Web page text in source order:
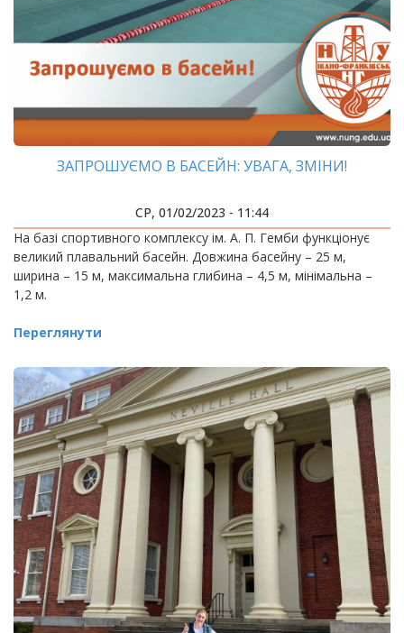
ЗАПРОШУЄМО В БАСЕЙН: УВАГА, ЗМІНИ!
СР, 01/02/2023 - 11:44
На базі спортивного комплексу ім. А. П. Гемби функціонує
великий плавальний басейн. Довжина басейну – 25 м,
ширина – 15 м, максимальна глибина – 4,5 м, мінімальна –
1,2 м.
Переглянути